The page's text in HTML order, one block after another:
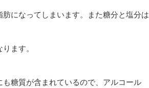
になってしまいます。また糖分と塩分は
ます。
糖質が含まれているので、アルコール